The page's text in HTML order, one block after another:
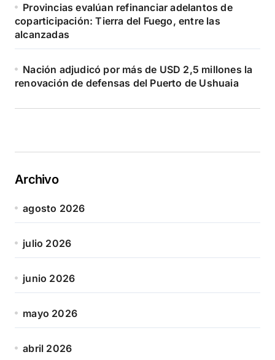
Provincias evalúan refinanciar adelantos de
coparticipación: Tierra del Fuego, entre las
alcanzadas
Nación adjudicó por más de USD 2,5 millones la
renovación de defensas del Puerto de Ushuaia
Archivo
agosto 2026
julio 2026
junio 2026
mayo 2026
abril 2026